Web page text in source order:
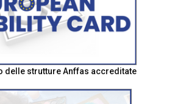
delle strutture Anffas accreditate